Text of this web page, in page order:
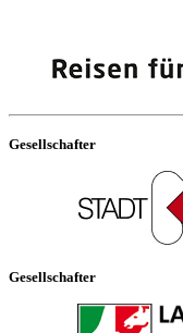
Gesellschafter
Gesellschafter